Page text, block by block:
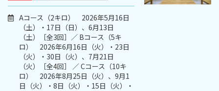
Aコース（2キロ） 2026年5月16日
（土）・17日（日）、6月13日
（土）［全3回］／ Bコース（5キ
ロ） 2026年6月16日（火）・23日
（火）・30日（火）、7月21日
（火）［全4回］ ／ Cコース（10キ
ロ） 2026年8月25日（火）、9月1
日（火）・8日（火）・15日（火）・